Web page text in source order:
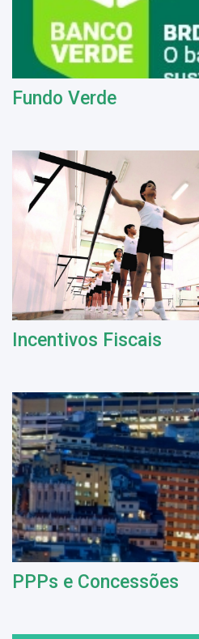
Fundo Verde
Incentivos Fiscais
PPPs e Concessões